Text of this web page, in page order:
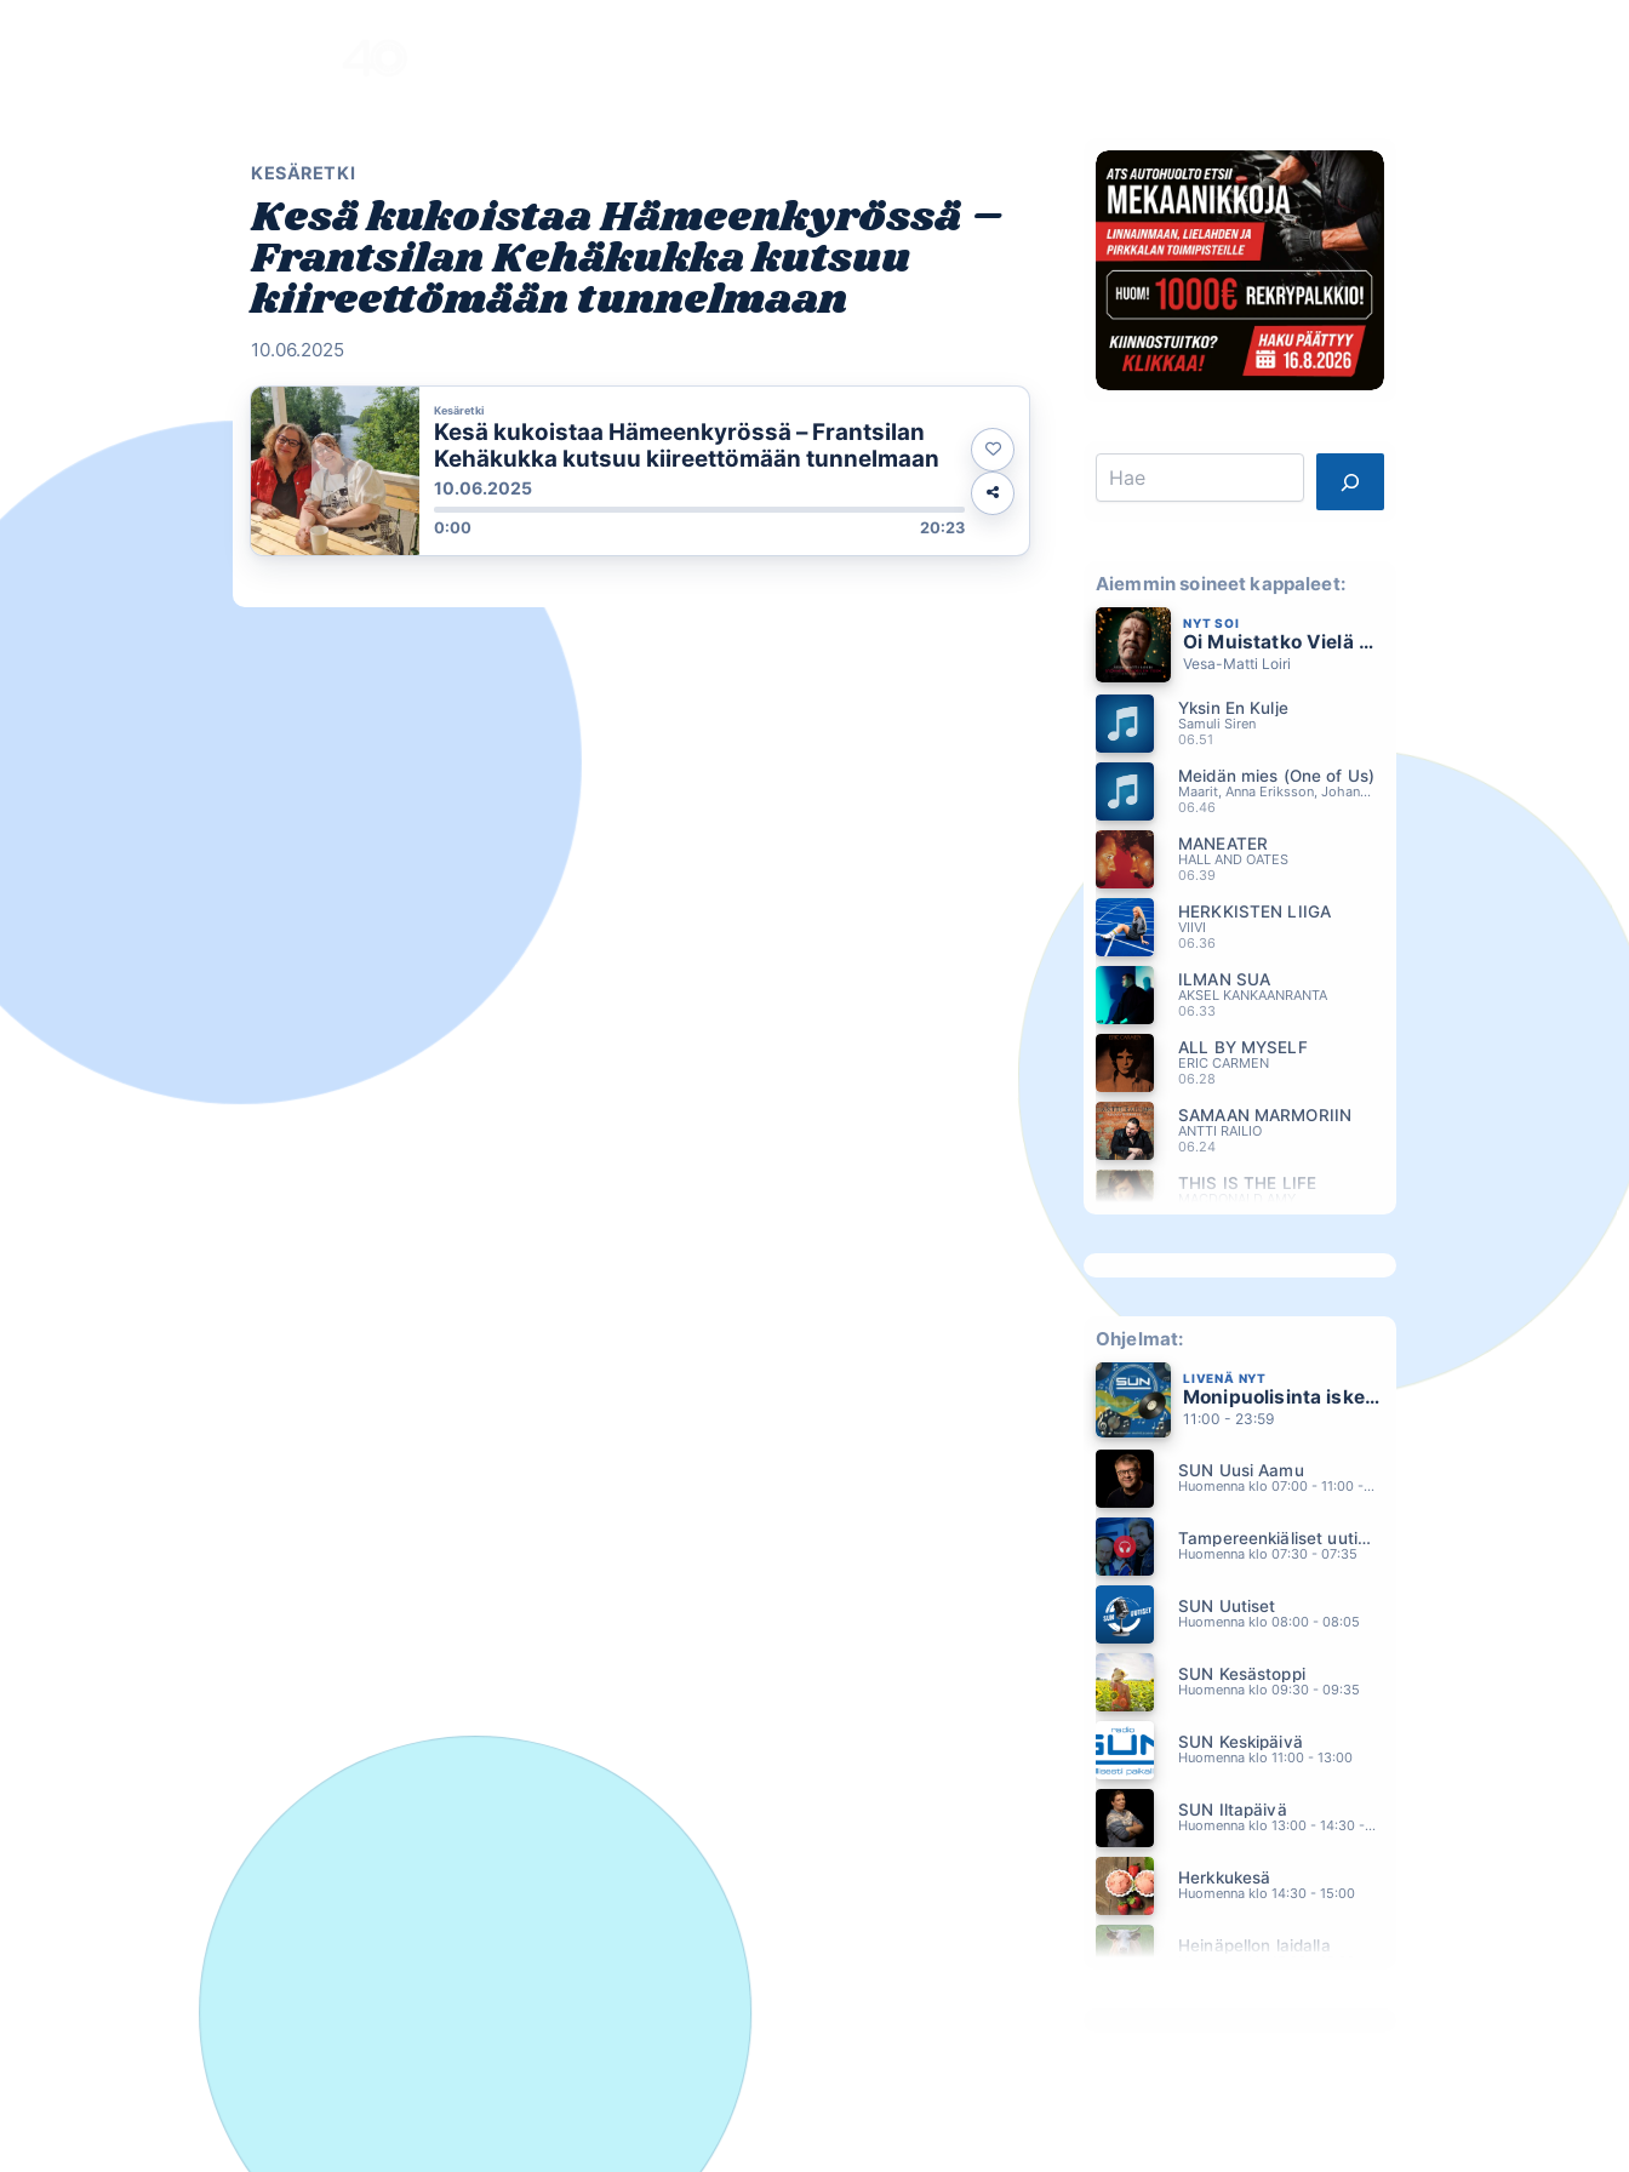
KESÄRETKI
Kesä kukoistaa Hämeenkyrössä –
Frantsilan Kehäkukka kutsuu
kiireettömään tunnelmaan
10.06.2025
Kesäretki
Kesä kukoistaa Hämeenkyrössä – Frantsilan
Kehäkukka kutsuu kiireettömään tunnelmaan
10.06.2025
0:00 20:23
Search
Aiemmin soineet kappaleet:
NYT SOI
Oi Muistatko Vielä Sen Virren
Vesa-Matti Loiri
Yksin En Kulje
Samuli Siren
06.51
Meidän mies (One of Us)
Maarit, Anna Eriksson, Johanna Iivanainen, Pentti Hietanen, Jore Marjaranta
06.46
MANEATER
HALL AND OATES
06.39
HERKKISTEN LIIGA
VIIVI
06.36
ILMAN SUA
AKSEL KANKAANRANTA
06.33
ALL BY MYSELF
ERIC CARMEN
06.28
SAMAAN MARMORIIN
ANTTI RAILIO
06.24
THIS IS THE LIFE
06.21
IHMEITÄ SATTUU
06.15
ALLA KUUMAN AURINGON
ISTO HILTUNEN
06.12
CALL ME
BLONDIE
06.08
06.05
ARTTU WISKARI
06.01
HUEY LEWIS AND THE NEWS
05.57
SINITAIVAS
05.53
JANNIKA B
05.47
KAIJA KÄRKINEN JA ILE KALLIO
05.44
FINLANDERS
05.40
GEORGE MICHAEL
Ohjelmat:
LIVENÄ NYT
Monipuolisinta iskelmää ja parasta poppia
11:00 - 23:59
SUN Uusi Aamu
Huomenna klo 07:00 - 11:00 - Studiossa: Kimmo Hoivassilta
Tampereenkiäliset uutiset
Huomenna klo 07:30 - 07:35
SUN Uutiset
Huomenna klo 08:00 - 08:05
SUN Kesästoppi
Huomenna klo 09:30 - 09:35
SUN Keskipäivä
Huomenna klo 11:00 - 13:00
SUN Iltapäivä
Huomenna klo 13:00 - 14:30 - Studiossa: Kaisu Lämsä
Herkkukesä
Huomenna klo 14:30 - 15:00
Heinäpellon laidalla